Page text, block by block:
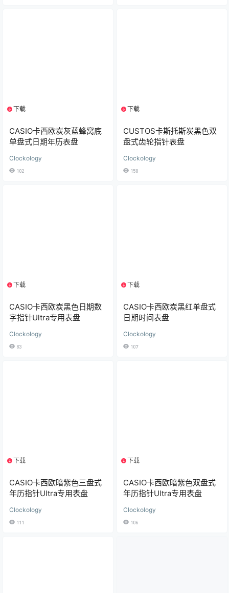
下载
CUSTOS卡斯托斯炭黑色双
盘式齿轮指针表盘
Clockology
158
下载
CASIO卡西欧炭灰蓝蜂窝底
单盘式日期年历表盘
Clockology
102
下载
CASIO卡西欧炭黑红单盘式
日期时间表盘
Clockology
107
下载
CASIO卡西欧炭黑色日期数
字指针Ultra专用表盘
Clockology
83
下载
CASIO卡西欧暗紫色双盘式
年历指针Ultra专用表盘
Clockology
106
下载
CASIO卡西欧暗紫色三盘式
年历指针Ultra专用表盘
Clockology
111